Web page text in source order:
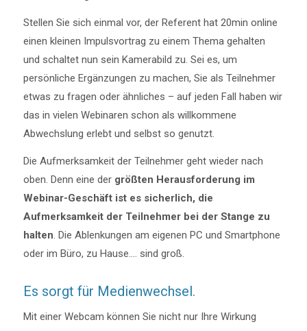
Stellen Sie sich einmal vor, der Referent hat 20min online
einen kleinen Impulsvortrag zu einem Thema gehalten
und schaltet nun sein Kamerabild zu. Sei es, um
persönliche Ergänzungen zu machen, Sie als Teilnehmer
etwas zu fragen oder ähnliches – auf jeden Fall haben wir
das in vielen Webinaren schon als willkommene
Abwechslung erlebt und selbst so genutzt.
Die Aufmerksamkeit der Teilnehmer geht wieder nach
oben. Denn eine der größten Herausforderung im
Webinar-Geschäft ist es sicherlich, die
Aufmerksamkeit der Teilnehmer bei der Stange zu
halten. Die Ablenkungen am eigenen PC und Smartphone
oder im Büro, zu Hause…. sind groß.
Es sorgt für Medienwechsel.
Mit einer Webcam können Sie nicht nur Ihre Wirkung